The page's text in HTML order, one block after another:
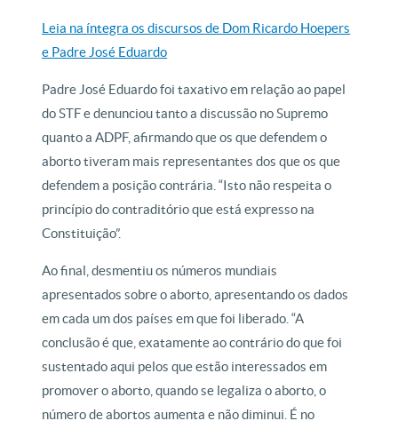
Leia na íntegra os discursos de Dom Ricardo Hoepers
e Padre José Eduardo
Padre José Eduardo foi taxativo em relação ao papel
do STF e denunciou tanto a discussão no Supremo
quanto a ADPF, afirmando que os que defendem o
aborto tiveram mais representantes dos que os que
defendem a posição contrária. “Isto não respeita o
princípio do contraditório que está expresso na
Constituição”.
Ao final, desmentiu os números mundiais
apresentados sobre o aborto, apresentando os dados
em cada um dos países em que foi liberado. “A
conclusão é que, exatamente ao contrário do que foi
sustentado aqui pelos que estão interessados em
promover o aborto, quando se legaliza o aborto, o
número de abortos aumenta e não diminui. É no